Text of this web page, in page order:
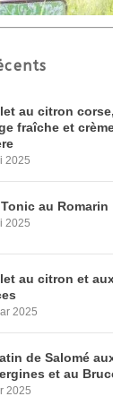
au citron corse,
fraîche et
2025
au Romarin
2025
au citron et
2025
de Salomé
et au
2025